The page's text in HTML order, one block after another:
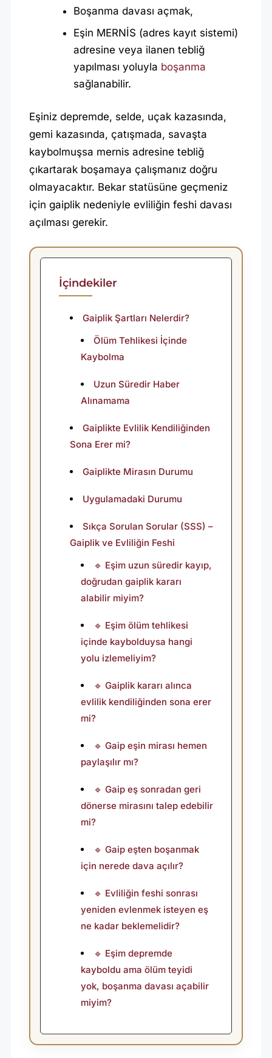
K
K
E
N
D
I
L
Boşanma davası açmak,
Eşin MERNİS (adres kayıt sistemi)
adresine veya ilanen tebliğ
yapılması yoluyla boşanma
sağlanabilir.
Eşiniz depremde, selde, uçak kazasında,
gemi kazasında, çatışmada, savaşta
kaybolmuşsa mernis adresine tebliğ
çıkartarak boşamaya çalışmanız doğru
olmayacaktır. Bekar statüsüne geçmeniz
için gaiplik nedeniyle evliliğin feshi davası
açılması gerekir.
İçindekiler
Gaiplik Şartları Nelerdir?
Ölüm Tehlikesi İçinde
Kaybolma
Uzun Süredir Haber
Alınamama
Gaiplikte Evlilik Kendiliğinden
Sona Erer mi?
Gaiplikte Mirasın Durumu
Uygulamadaki Durumu
Sıkça Sorulan Sorular (SSS) –
Gaiplik ve Evliliğin Feshi
🔹 Eşim uzun süredir kayıp,
doğrudan gaiplik kararı
alabilir miyim?
🔹 Eşim ölüm tehlikesi
içinde kaybolduysa hangi
yolu izlemeliyim?
🔹 Gaiplik kararı alınca
evlilik kendiliğinden sona erer
mi?
🔹 Gaip eşin mirası hemen
paylaşılır mı?
🔹 Gaip eş sonradan geri
dönerse mirasını talep edebilir
mi?
🔹 Gaip eşten boşanmak
için nerede dava açılır?
🔹 Evliliğin feshi sonrası
yeniden evlenmek isteyen eş
ne kadar beklemelidir?
🔹 Eşim depremde
kayboldu ama ölüm teyidi
yok, boşanma davası açabilir
miyim?